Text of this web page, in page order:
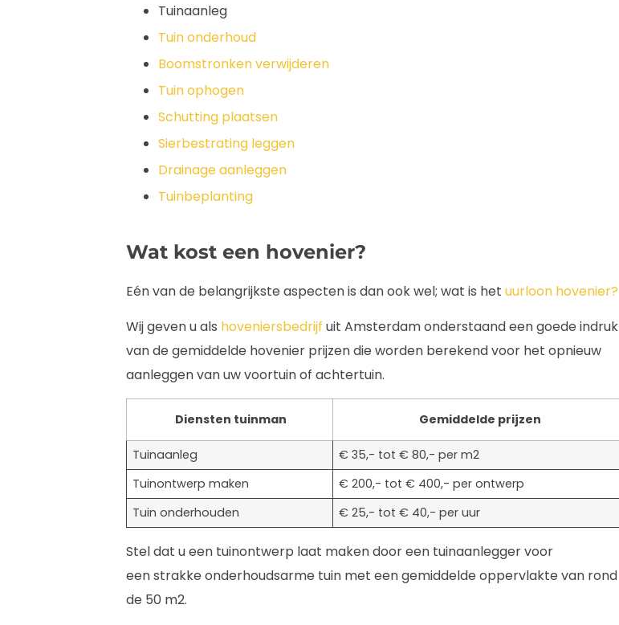
Tuinaanleg
Tuin onderhoud
Boomstronken verwijderen
Tuin ophogen
Schutting plaatsen
Sierbestrating leggen
Drainage aanleggen
Tuinbeplanting
Wat kost een hovenier?
Eén van de belangrijkste aspecten is dan ook wel; wat is het uurloon hovenier?
Wij geven u als hoveniersbedrijf uit Amsterdam onderstaand een goede indruk
van de gemiddelde hovenier prijzen die worden berekend voor het opnieuw
aanleggen van uw voortuin of achtertuin.
Diensten tuinman Gemiddelde prijzen
Tuinaanleg
€ 35,- tot € 80,- per m2
Tuinontwerp maken
€ 200,- tot € 400,- per ontwerp
Tuin onderhouden
€ 25,- tot € 40,- per uur
Stel dat u een tuinontwerp laat maken door een tuinaanlegger voor
een strakke onderhoudsarme tuin met een gemiddelde oppervlakte van rond
de 50 m2.